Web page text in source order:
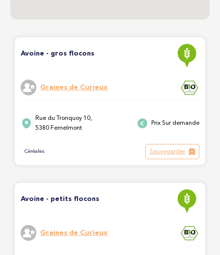
Avoine - gros flocons
Graines de Curieux
Rue du Tronquoy 10,
5380 Fernelmont
Prix Sur demande
Céréales Sauvegarder
Avoine - petits flocons
Graines de Curieux